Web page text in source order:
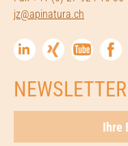
jz@apinatura.ch
NEWSLETTER